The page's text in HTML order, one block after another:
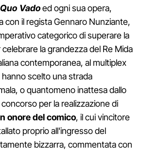
Quo Vadoed ogni sua opera,
con il regista Gennaro Nunziante,
categorico di superare la
la grandezza del Re Mida
contemporanea, al multiplex
hanno scelto una strada
o quantomeno inattesa dallo
per la realizzazione di
onore del comico, il cui vincitore
proprio all'ingresso del
bizzarra, commentata con